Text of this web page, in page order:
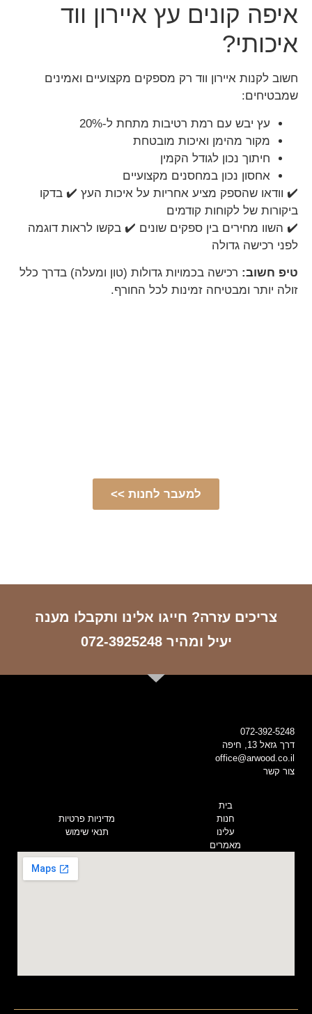
איפה קונים עץ איירון ווד
איכותי?
חשוב לקנות איירון ווד רק מספקים מקצועיים ואמינים
שמבטיחים:
עץ יבש עם רמת רטיבות מתחת ל-20%
מקור מהימן ואיכות מובטחת
חיתוך נכון לגודל הקמין
אחסון נכון במחסנים מקצועיים
✔️ וודאו שהספק מציע אחריות על איכות העץ ✔️ בדקו
ביקורות של לקוחות קודמים
✔️ השוו מחירים בין ספקים שונים ✔️ בקשו לראות דוגמה
לפני רכישה גדולה
טיפ חשוב: רכישה בכמויות גדולות (טון ומעלה) בדרך כלל
זולה יותר ומבטיחה זמינות לכל החורף.
למעבר לחנות >>
צריכים עזרה? חייגו אלינו ותקבלו מענה
יעיל ומהיר 072-3925248
072-392-5248
דרך גזאל 13, חיפה
office@arwood.co.il
צור קשר
בית
חנות
עלינו
מאמרים
מדיניות פרטיות
תנאי שימוש